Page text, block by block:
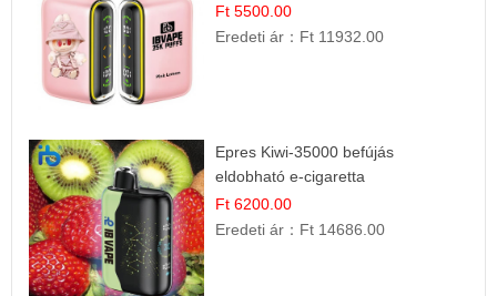
Ft 5500.00
Eredeti ár： Ft 11932.00
Epres Kiwi-35000 befújás
eldobható e-cigaretta
Ft 6200.00
Eredeti ár： Ft 14686.00